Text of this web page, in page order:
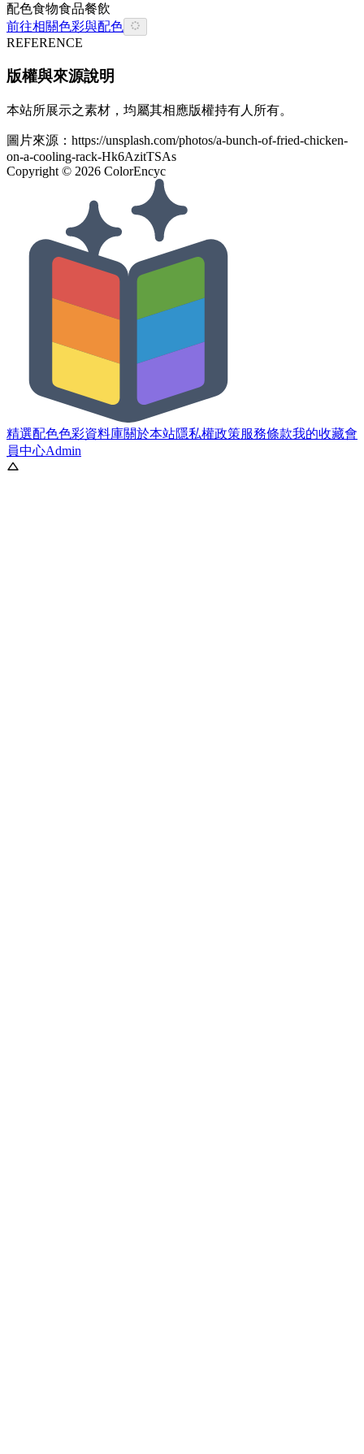
配色食物食品餐飲
前往相關色彩與配色
REFERENCE
版權與來源說明
本站所展示之素材，均屬其相應版權持有人所有。
圖片來源： https://unsplash.com/photos/a-bunch-of-fried-chicken-
on-a-cooling-rack-Hk6AzitTSAs
Copyright © 2026 ColorEncyc
精選配色色彩資料庫關於本站隱私權政策服務條款我的收藏會
員中心Admin